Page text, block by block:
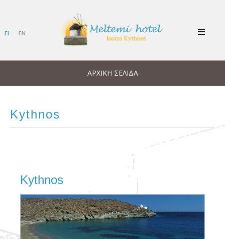
EL EN
ΑΡΧΙΚΉ ΣΕΛΊΔΑ
Kythnos
Kythnos